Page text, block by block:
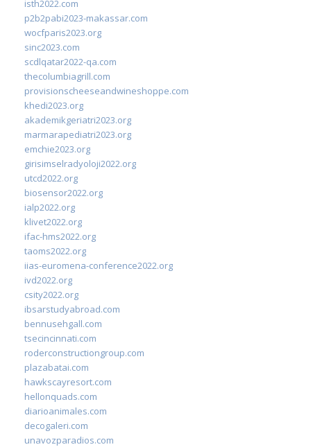
isth2022.com
p2b2pabi2023-makassar.com
wocfparis2023.org
sinc2023.com
scdlqatar2022-qa.com
thecolumbiagrill.com
provisionscheeseandwineshoppe.com
khedi2023.org
akademikgeriatri2023.org
marmarapediatri2023.org
emchie2023.org
girisimselradyoloji2022.org
utcd2022.org
biosensor2022.org
ialp2022.org
klivet2022.org
ifac-hms2022.org
taoms2022.org
iias-euromena-conference2022.org
ivd2022.org
csity2022.org
ibsarstudyabroad.com
bennusehgall.com
tsecincinnati.com
roderconstructiongroup.com
plazabatai.com
hawkscayresort.com
hellonquads.com
diarioanimales.com
decogaleri.com
unavozparadios.com